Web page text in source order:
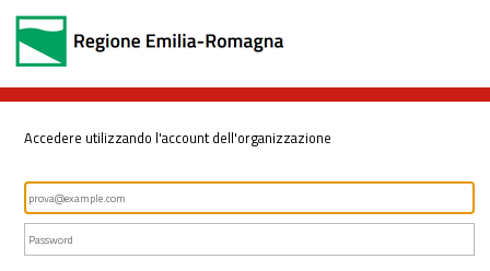
Accedere utilizzando l'account dell'organizzazione